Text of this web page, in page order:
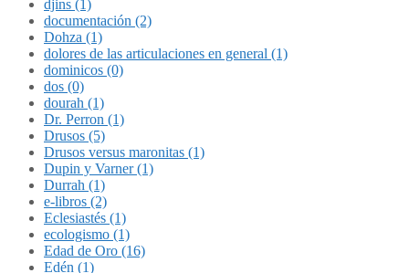
djins (1)
documentación (2)
Dohza (1)
dolores de las articulaciones en general (1)
dominicos (0)
dos (0)
dourah (1)
Dr. Perron (1)
Drusos (5)
Drusos versus maronitas (1)
Dupin y Varner (1)
Durrah (1)
e-libros (2)
Eclesiastés (1)
ecologismo (1)
Edad de Oro (16)
Edén (1)